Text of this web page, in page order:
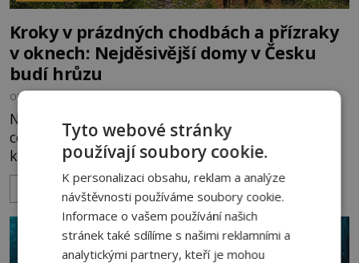
Kroky v prázdných chodbách a přízraky
v oknech: Nejděsivější domy v Česku
budí hrůzu
OD
Nejsou to jen staré pověsti vyprávěné u ohně. Po
celé naší republice stojí domy, statky a zámky,
které mají pověst míst, kde se zjevují přízraky,
ozývají nevysvětlitelné zvuky nebo se dějí podivné
vysvětlení, záhadologové upozorňují, že některé
lokality vykazují nápadně podobná svědectví po
celé generace. A právě tato opakující se svědectví
ZOBRAZIT VÍCE
Tyto webové stránky
používají soubory cookie.
K personalizaci obsahu, reklam a analýze
návštěvnosti používáme soubory cookie.
Informace o vašem používání našich
stránek také sdílíme s našimi reklamními a
analytickými partnery, kteří je mohou